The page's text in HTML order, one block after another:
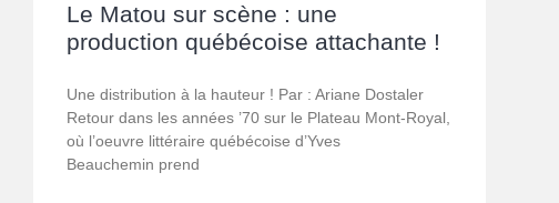
Le Matou sur scène : une
production québécoise attachante !
Une distribution à la hauteur ! Par : Ariane Dostaler
Retour dans les années ’70 sur le Plateau Mont-Royal,
où l’oeuvre littéraire québécoise d’Yves
Beauchemin prend